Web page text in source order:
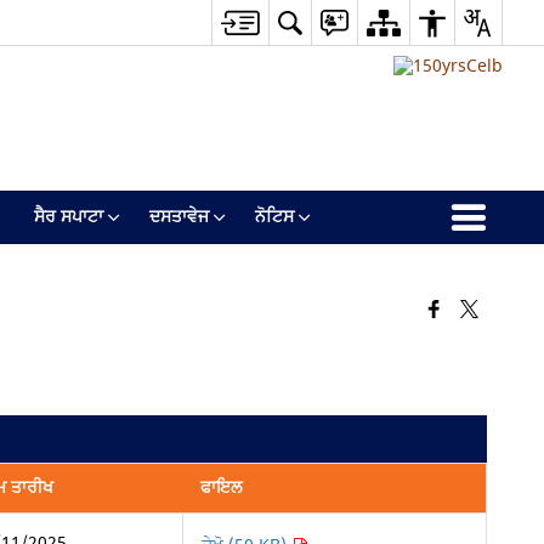
ਸੈਰ ਸਪਾਟਾ ਦਸਤਾਵੇਜ ਨੋਟਿਸ
ਤਾਰੀਖ ਫਾਇਲ